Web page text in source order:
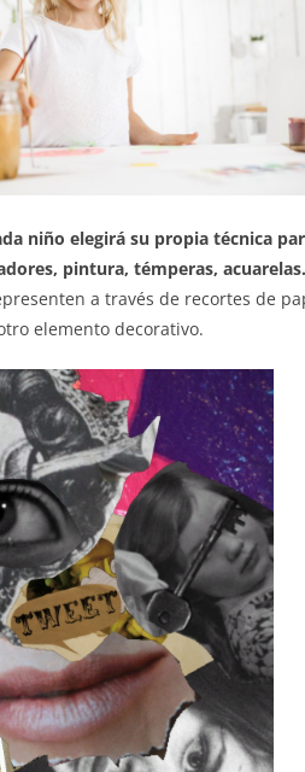
niño elegirá su propia técnica
pintura, témperas,
a través de recortes de
elemento decorativo.